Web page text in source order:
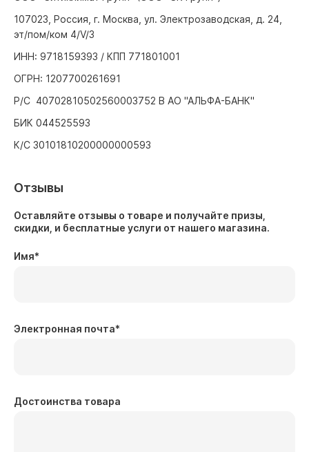
107023, Россия, г. Москва, ул. Электрозаводская, д. 24,
эт/пом/ком 4/V/3
ИНН: 9718159393 / КПП 771801001
ОГРН: 1207700261691
Р/С 40702810502560003752 В АО "АЛЬФА-БАНК"
БИК 044525593
К/С 30101810200000000593
Отзывы
Оставляйте отзывы о товаре и получайте призы,
скидки, и бесплатные услуги от нашего магазина.
Имя*
Электронная почта*
Достоинства товара